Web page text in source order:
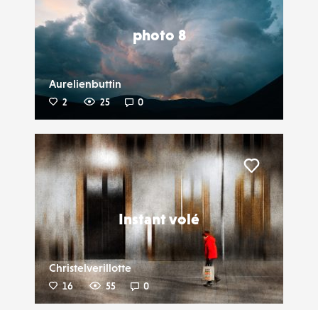
photo 8
Aurelienbuttin
2 25 0
Instant volé
Christelverillotte
16 55 0
Liker